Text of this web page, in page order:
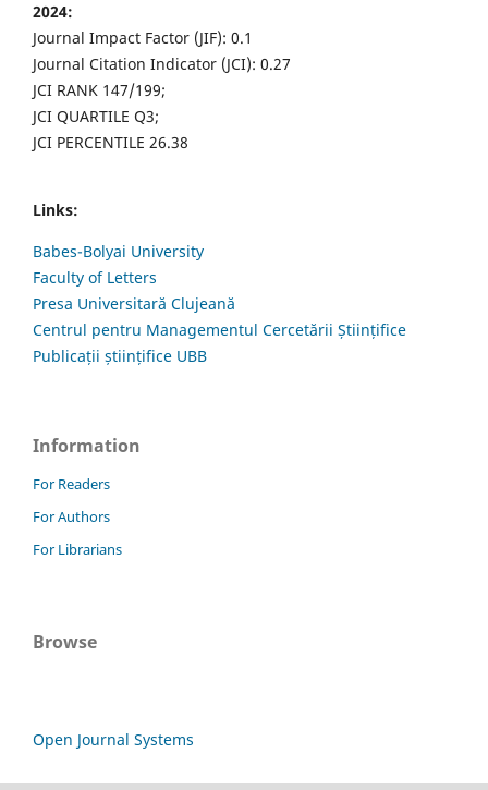
2024:
Journal Impact Factor (JIF): 0.1
Journal Citation Indicator (JCI): 0.27
JCI RANK 147/199;
JCI QUARTILE Q3;
JCI PERCENTILE 26.38
Links:
Babes-Bolyai University
Faculty of Letters
Presa Universitară Clujeană
Centrul pentru Managementul Cercetării Științifice
Publicații științifice UBB
Information
For Readers
For Authors
For Librarians
Browse
Open Journal Systems